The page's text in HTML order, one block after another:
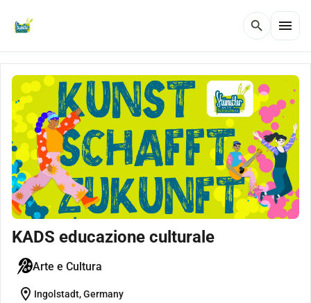
search menu
KADS educazione culturale
Arte e Cultura
location_on Ingolstadt, Germany